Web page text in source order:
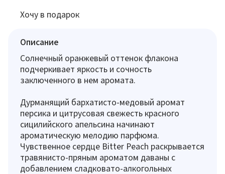
Хочу в подарок
Описание
Солнечный оранжевый оттенок флакона
подчеркивает яркость и сочность
заключенного в нем аромата.
Дурманящий бархатисто-медовый аромат
персика и цитрусовая свежесть красного
сицилийского апельсина начинают
ароматическую мелодию парфюма.
Чувственное сердце Bitter Peach раскрывается
травянисто-пряным ароматом даваны с
добавлением сладковато-алкогольных